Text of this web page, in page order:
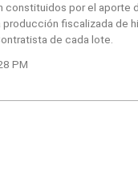
constituidos por el aporte
producción fiscalizada de
de cada lote.
PM